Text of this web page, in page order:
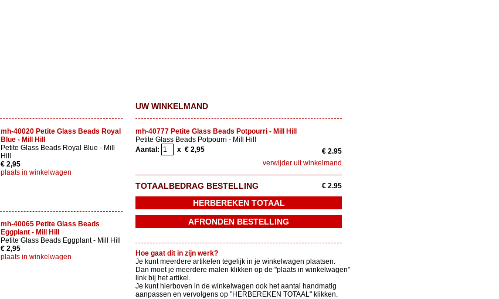
mh-40020 Petite Glass Beads Royal
Blue - Mill Hill
Petite Glass Beads Royal Blue - Mill
Hill
€ 2,95
plaats in winkelwagen
mh-40065 Petite Glass Beads
Eggplant - Mill Hill
Petite Glass Beads Eggplant - Mill Hill
€ 2,95
plaats in winkelwagen
UW WINKELMAND
mh-40777 Petite Glass Beads Potpourri - Mill Hill
Petite Glass Beads Potpourri - Mill Hill
Aantal:
x € 2,95
€ 2.95
verwijder uit winkelmand
TOTAALBEDRAG BESTELLING € 2.95
Hoe gaat dit in zijn werk?
Je kunt meerdere artikelen tegelijk in je winkelwagen plaatsen.
Dan moet je meerdere malen klikken op de "plaats in winkelwagen"
link bij het artikel.
Je kunt hierboven in de winkelwagen ook het aantal handmatig
aanpassen en vervolgens op "HERBEREKEN TOTAAL" klikken.